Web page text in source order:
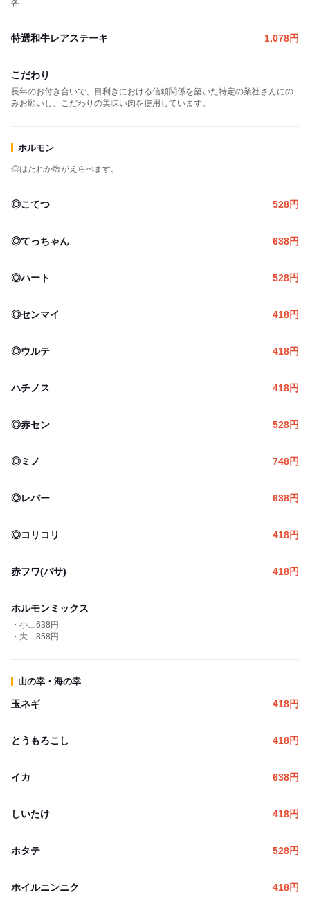
各
特選和牛レアステーキ 1,078円
こだわり
長年のお付き合いで、目利きにおける信頼関係を築いた特定の業社さんにの
みお願いし、こだわりの美味い肉を使用しています。
ホルモン
◎はたれか塩がえらべます。
◎こてつ 528円
◎てっちゃん 638円
◎ハート 528円
◎センマイ 418円
◎ウルテ 418円
ハチノス 418円
◎赤セン 528円
◎ミノ 748円
◎レバー 638円
◎コリコリ 418円
赤フワ(バサ) 418円
ホルモンミックス
・小…638円
・大…858円
山の幸・海の幸
玉ネギ 418円
とうもろこし 418円
イカ 638円
しいたけ 418円
ホタテ 528円
ホイルニンニク 418円